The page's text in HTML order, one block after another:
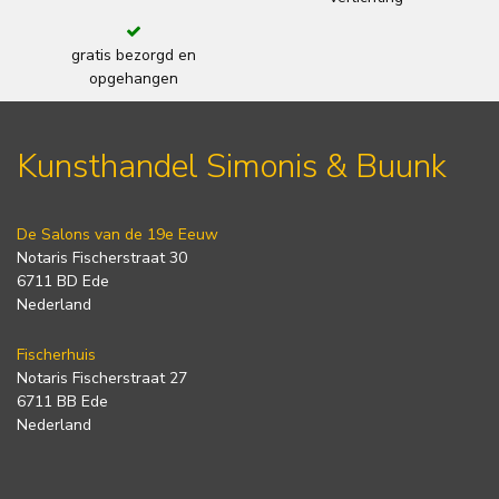
gratis bezorgd en
opgehangen
Kunsthandel Simonis & Buunk
De Salons van de 19e Eeuw
Notaris Fischerstraat 30
6711 BD Ede
Nederland
Fischerhuis
Notaris Fischerstraat 27
6711 BB Ede
Nederland